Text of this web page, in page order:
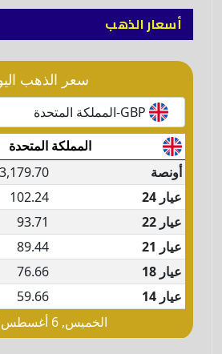
أسعار الذهب